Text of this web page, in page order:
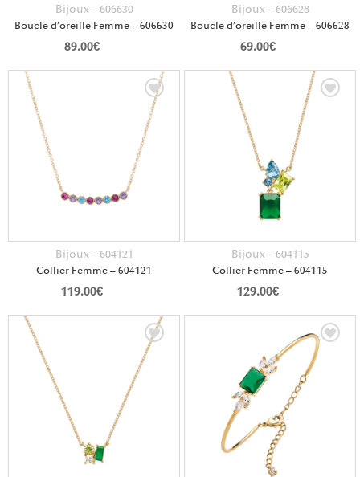
Bijoux - 606630
Boucle d’oreille Femme – 606630
89.00€
Bijoux - 606628
Boucle d’oreille Femme – 606628
69.00€
Bijoux - 604121
Collier Femme – 604121
119.00€
Bijoux - 604115
Collier Femme – 604115
129.00€